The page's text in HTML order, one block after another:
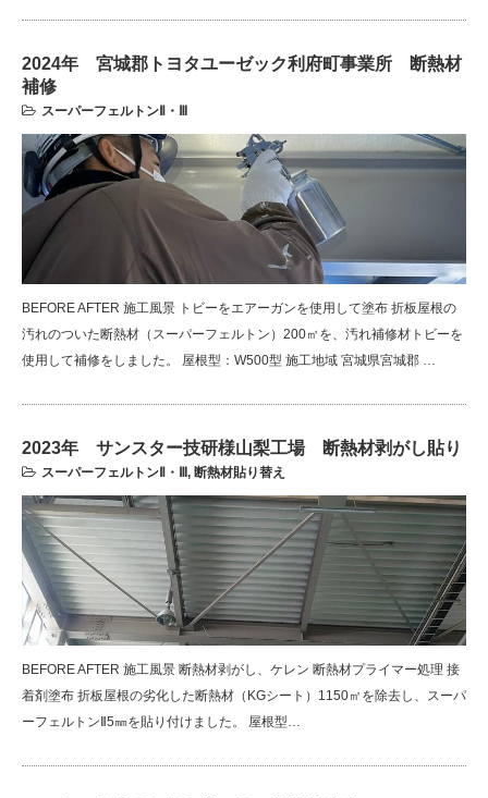
2024年 宮城郡トヨタユーゼック利府町事業所 断熱材
補修
スーパーフェルトンⅡ・Ⅲ
BEFORE AFTER 施工風景 トビーをエアーガンを使用して塗布 折板屋根の
汚れのついた断熱材（スーパーフェルトン）200㎡を、汚れ補修材トビーを
使用して補修をしました。 屋根型：W500型 施工地域 宮城県宮城郡 …
2023年 サンスター技研様山梨工場 断熱材剥がし貼り
スーパーフェルトンⅡ・Ⅲ, 断熱材貼り替え
BEFORE AFTER 施工風景 断熱材剥がし、ケレン 断熱材プライマー処理 接
着剤塗布 折板屋根の劣化した断熱材（KGシート）1150㎡を除去し、スーパ
ーフェルトンⅡ5㎜を貼り付けました。 屋根型…